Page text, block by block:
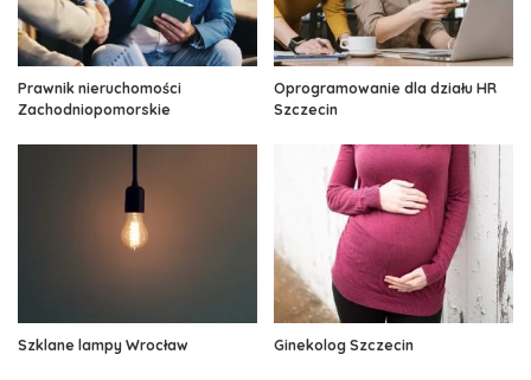
Prawnik nieruchomości
Zachodniopomorskie
Oprogramowanie dla działu HR
Szczecin
Szklane lampy Wrocław Ginekolog Szczecin